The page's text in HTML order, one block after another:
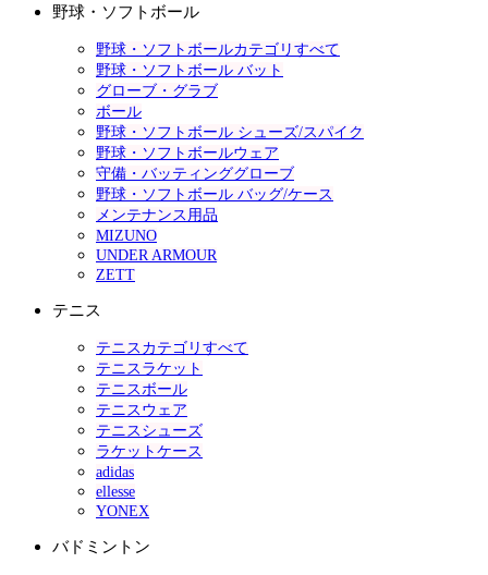
野球・ソフトボール
野球・ソフトボールカテゴリすべて
野球・ソフトボール バット
グローブ・グラブ
ボール
野球・ソフトボール シューズ/スパイク
野球・ソフトボールウェア
守備・バッティンググローブ
野球・ソフトボール バッグ/ケース
メンテナンス用品
MIZUNO
UNDER ARMOUR
ZETT
テニス
テニスカテゴリすべて
テニスラケット
テニスボール
テニスウェア
テニスシューズ
ラケットケース
adidas
ellesse
YONEX
バドミントン